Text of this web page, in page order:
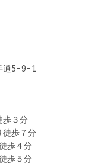
通5-9-1
歩３分
徒歩７分
歩４分
歩５分